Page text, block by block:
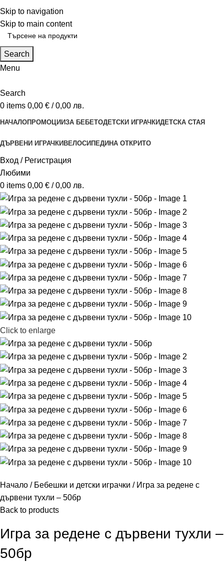
Skip to navigation
Skip to main content
ADD ANYTHING HERE OR JUST REMOVE IT…
Search
Menu
Search
0 items 0,00 € / 0,00 лв.
НАЧАЛОПРОМОЦИИЗА БЕБЕТОДЕТСКИ ИГРАЧКИДЕТСКА СТАЯ
ДЪРВЕНИ ИГРАЧКИ ВЕЛОСИПЕДИ НА ОТКРИТО
Вход / Регистрация
Любими
0 items 0,00 € / 0,00 лв.
Click to enlarge
Начало Бебешки и детски играчки
Игра за редене с
дървени тухли – 50бр
Back to products
Игра за редене с дървени тухли –
50бр